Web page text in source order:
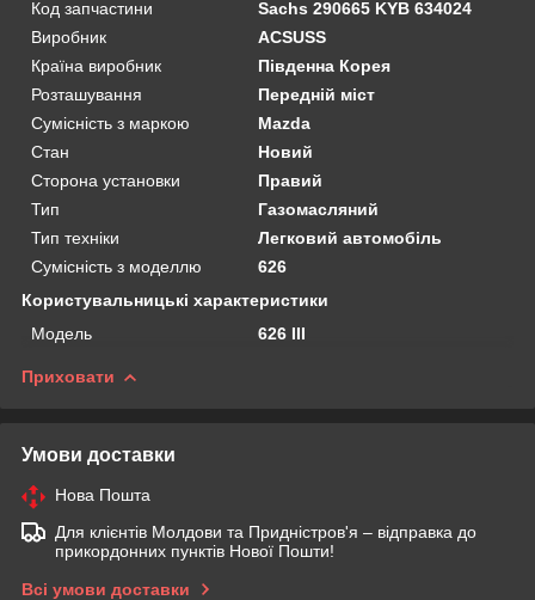
Код запчастини
Sachs 290665 KYB 634024
Виробник
ACSUSS
Країна виробник
Південна Корея
Розташування
Передній міст
Сумісність з маркою
Mazda
Стан
Новий
Сторона установки
Правий
Тип
Газомасляний
Тип техніки
Легковий автомобіль
Сумісність з моделлю
626
Користувальницькі характеристики
Мoдель
626 III
Приховати
Умови доставки
Нова Пошта
Для клієнтів Молдови та Придністров'я – відправка до
прикордонних пунктів Нової Пошти!
Всі умови доставки